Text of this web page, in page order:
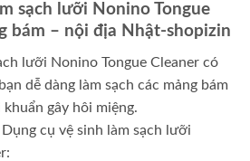
sạch lưỡi Nonino Tongue
bám – nội địa Nhật-shopizin
lưỡi Nonino Tongue Cleaner có
dễ dàng làm sạch các mảng bám
gây hôi miệng.
cụ vệ sinh làm sạch lưỡi